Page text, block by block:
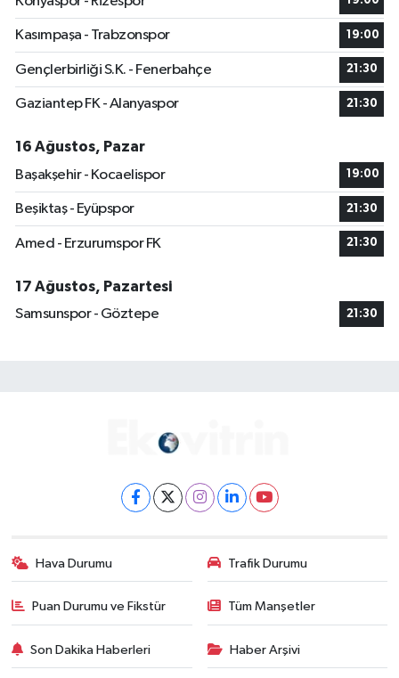
Kasımpaşa - Trabzonspor 19:00
Gençlerbirliği S.K. - Fenerbahçe 21:30
Gaziantep FK - Alanyaspor 21:30
16 Ağustos, Pazar
Başakşehir - Kocaelispor
19:00
Beşiktaş - Eyüpspor 21:30
Amed - Erzurumspor FK 21:30
17 Ağustos, Pazartesi
Samsunspor - Göztepe
21:30
Hava Durumu Trafik Durumu
Puan Durumu ve Fikstür Tüm Manşetler
Son Dakika Haberleri Haber Arşivi